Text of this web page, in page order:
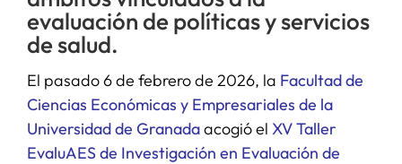
evaluación de políticas y servicios
de salud.
El pasado 6 de febrero de 2026, la Facultad de
Ciencias Económicas y Empresariales de la
Universidad de Granadaacogió el XV Taller
EvaluAES de Investigación en Evaluación de